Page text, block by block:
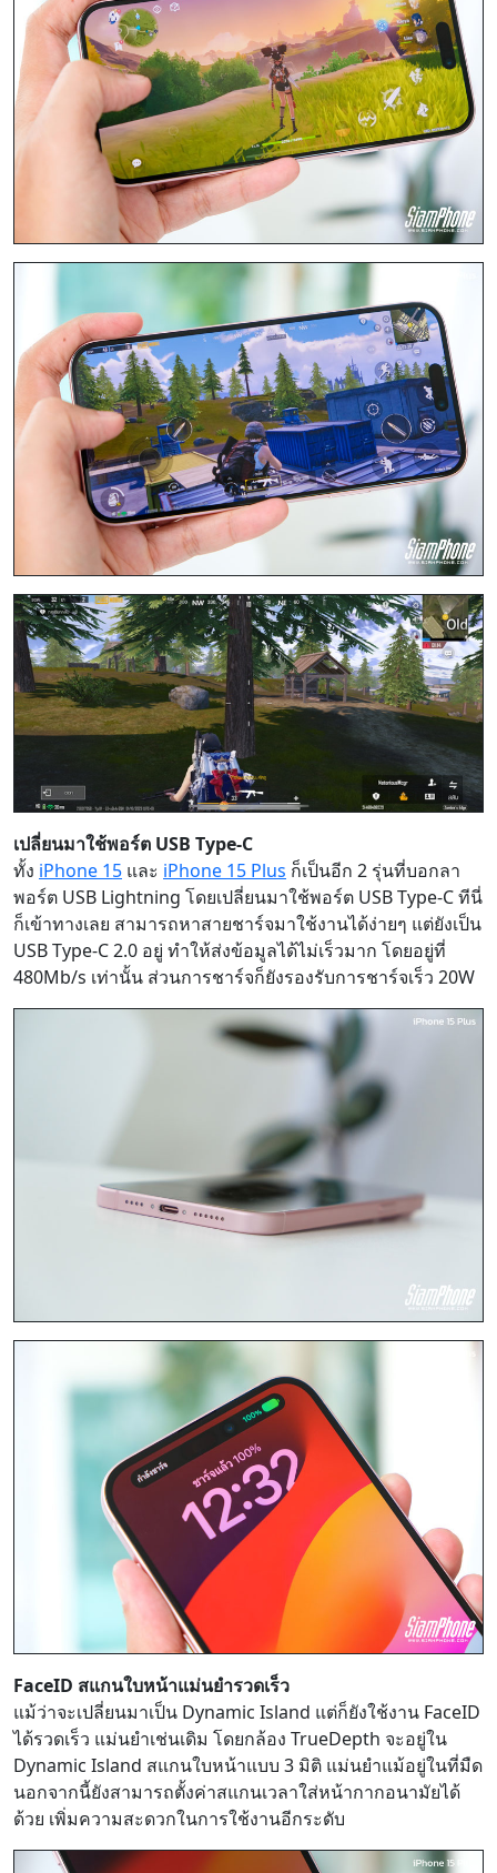
เปลี่ยนมาใช้พอร์ต USB Type-C
ทั้ง iPhone 15 และ iPhone 15 Plus ก็เป็นอีก 2 รุ่นที่บอกลา
พอร์ต USB Lightning โดยเปลี่ยนมาใช้พอร์ต USB Type-C ทีนี่
ก็เข้าทางเลย สามารถหาสายชาร์จมาใช้งานได้ง่ายๆ แต่ยังเป็น
USB Type-C 2.0 อยู่ ทำให้ส่งข้อมูลได้ไม่เร็วมาก โดยอยู่ที่
480Mb/s เท่านั้น ส่วนการชาร์จก็ยังรองรับการชาร์จเร็ว 20W
FaceID สแกนใบหน้าแม่นยำรวดเร็ว
แม้ว่าจะเปลี่ยนมาเป็น Dynamic Island แต่ก็ยังใช้งาน FaceID
ได้รวดเร็ว แม่นยำเช่นเดิม โดยกล้อง TrueDepth จะอยู่ใน
Dynamic Island สแกนใบหน้าแบบ 3 มิติ แม่นยำแม้อยู่ในที่มืด
นอกจากนี้ยังสามารถตั้งค่าสแกนเวลาใส่หน้ากากอนามัยได้
ด้วย เพิ่มความสะดวกในการใช้งานอีกระดับ